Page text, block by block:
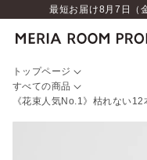
最短お届け8月7日（
トップページ
すべての商品
《花束人気No.1》枯れない